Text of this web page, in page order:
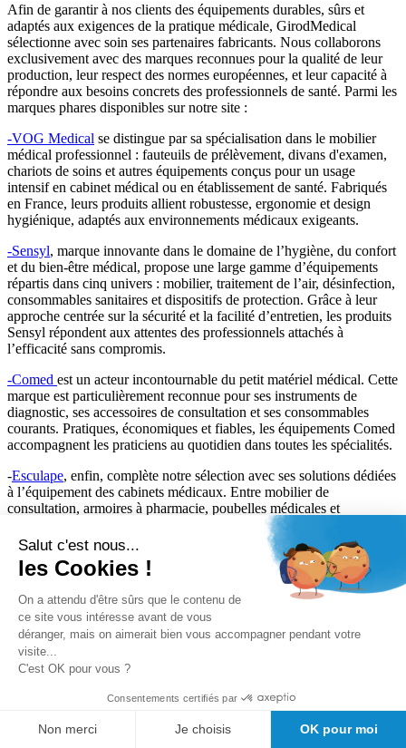
Afin de garantir à nos clients des équipements durables, sûrs et
adaptés aux exigences de la pratique médicale, GirodMedical
sélectionne avec soin ses partenaires fabricants. Nous collaborons
exclusivement avec des marques reconnues pour la qualité de leur
production, leur respect des normes européennes, et leur capacité à
répondre aux besoins concrets des professionnels de santé. Parmi les
marques phares disponibles sur notre site :
-VOG Medical se distingue par sa spécialisation dans le mobilier
médical professionnel : fauteuils de prélèvement, divans d'examen,
chariots de soins et autres équipements conçus pour un usage
intensif en cabinet médical ou en établissement de santé. Fabriqués
en France, leurs produits allient robustesse, ergonomie et design
hygiénique, adaptés aux environnements médicaux exigeants.
-Sensyl, marque innovante dans le domaine de l’hygiène, du confort
et du bien-être médical, propose une large gamme d’équipements
répartis dans cinq univers : mobilier, traitement de l’air, désinfection,
consommables sanitaires et dispositifs de protection. Grâce à leur
approche centrée sur la sécurité et la facilité d’entretien, les produits
Sensyl répondent aux attentes des professionnels attachés à
l’efficacité sans compromis.
-Comed est un acteur incontournable du petit matériel médical. Cette
marque est particulièrement reconnue pour ses instruments de
diagnostic, ses accessoires de consultation et ses consommables
courants. Pratiques, économiques et fiables, les équipements Comed
accompagnent les praticiens au quotidien dans toutes les spécialités.
-Esculape, enfin, complète notre sélection avec ses solutions dédiées
à l’équipement des cabinets médicaux. Entre mobilier de
consultation, armoires à pharmacie, poubelles médicales et
accessoires fonctionnels, la marque offre un excellent rapport
qualité/prix, particulièrement apprécié dans les structures libérales ou
les cabinets en phase d’installation.
Salle d'attente
Sanitaire
Sesam vitale
Mobilier
Sélection actuelle
Salut c'est nous...
les Cookies !
On a attendu d'être sûrs que le contenu de
ce site vous intéresse avant de vous
déranger, mais on aimerait bien vous accompagner pendant votre
visite...
C'est OK pour vous ?
Consentements certifiés par
Non merci Je choisis OK pour moi